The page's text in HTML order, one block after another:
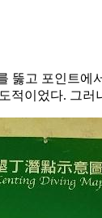
고 포인트
적이었다. 그러